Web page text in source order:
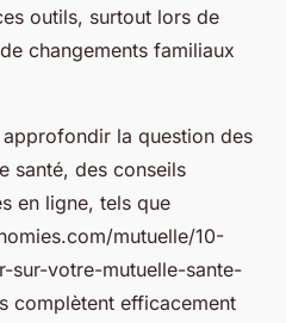
outils, surtout lors de
changements familiaux
la question des
santé, des conseils
en ligne, tels que
mutuelle/10-
sur-votre-mutuelle-sante-
complètent efficacement